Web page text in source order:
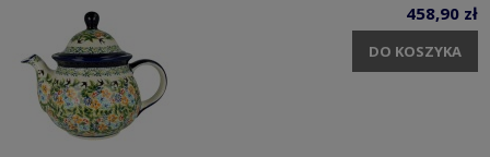
458,90 zł
DO KOSZYKA